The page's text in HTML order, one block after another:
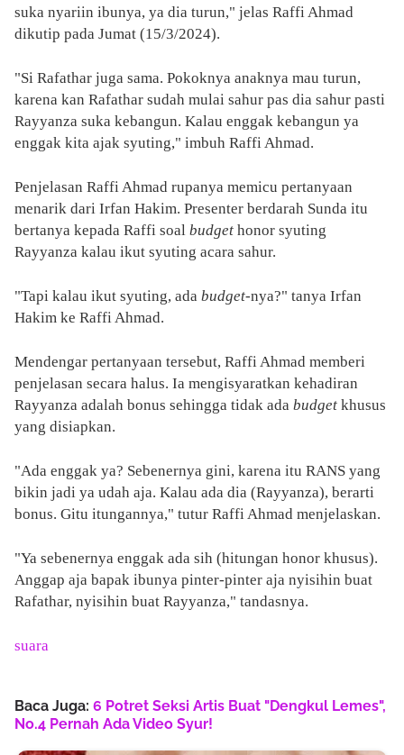
suka nyariin ibunya, ya dia turun," jelas Raffi Ahmad
dikutip pada Jumat (15/3/2024).
"Si Rafathar juga sama. Pokoknya anaknya mau turun,
karena kan Rafathar sudah mulai sahur pas dia sahur pasti
Rayyanza suka kebangun. Kalau enggak kebangun ya
enggak kita ajak syuting," imbuh Raffi Ahmad.
Penjelasan Raffi Ahmad rupanya memicu pertanyaan
menarik dari Irfan Hakim. Presenter berdarah Sunda itu
bertanya kepada Raffi soal budget honor syuting
Rayyanza kalau ikut syuting acara sahur.
"Tapi kalau ikut syuting, ada budget-nya?" tanya Irfan
Hakim ke Raffi Ahmad.
Mendengar pertanyaan tersebut, Raffi Ahmad memberi
penjelasan secara halus. Ia mengisyaratkan kehadiran
Rayyanza adalah bonus sehingga tidak ada budget khusus
yang disiapkan.
"Ada enggak ya? Sebenernya gini, karena itu RANS yang
bikin jadi ya udah aja. Kalau ada dia (Rayyanza), berarti
bonus. Gitu itungannya," tutur Raffi Ahmad menjelaskan.
"Ya sebenernya enggak ada sih (hitungan honor khusus).
Anggap aja bapak ibunya pinter-pinter aja nyisihin buat
Rafathar, nyisihin buat Rayyanza," tandasnya.
suara
Baca Juga: 6 Potret Seksi Artis Buat "Dengkul Lemes",
No.4 Pernah Ada Video Syur!